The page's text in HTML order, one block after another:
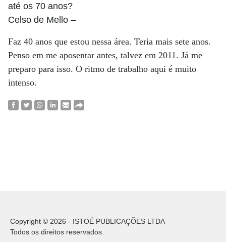
até os 70 anos?
Celso de Mello –
Faz 40 anos que estou nessa área. Teria mais sete anos.
Penso em me aposentar antes, talvez em 2011. Já me
preparo para isso. O ritmo de trabalho aqui é muito
intenso.
Copyright © 2026 - ISTOÉ PUBLICAÇÕES LTDA
Todos os direitos reservados.